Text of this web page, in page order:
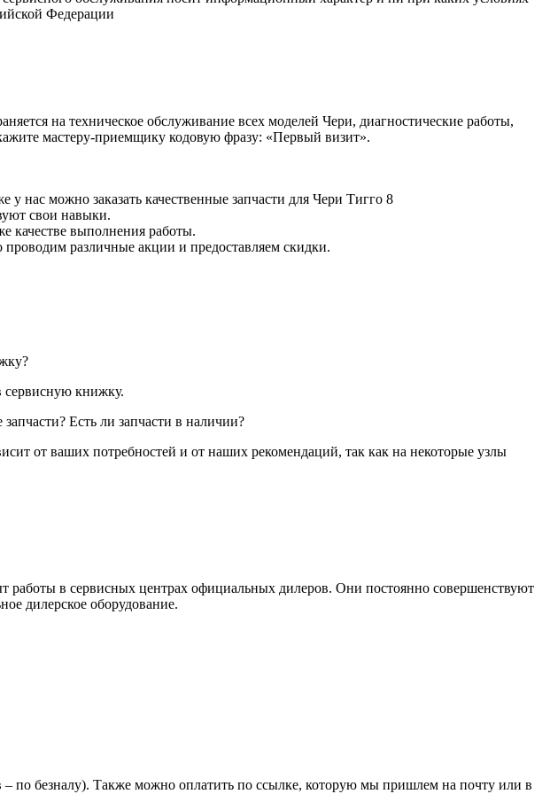
Федерации
на техническое обслуживание всех моделей Чери, диагностические работы,
мастеру-приемщику кодовую фразу: «Первый визит».
нас можно заказать качественные запчасти для Чери Тигго 8
свои навыки.
качестве выполнения работы.
различные акции и предоставляем скидки.
сервисную книжку.
Есть ли запчасти в наличии?
от ваших потребностей и от наших рекомендаций, так как на некоторые узлы
в сервисных центрах официальных дилеров. Они постоянно совершенствуют
дилерское оборудование.
по безналу). Также можно оплатить по ссылке, которую мы пришлем на почту или в